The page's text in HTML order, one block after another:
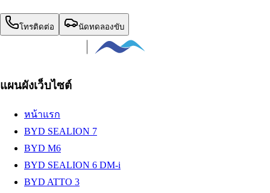
โทรติดต่อ นัดทดลองขับ
แผนผังเว็บไซต์
หน้าแรก
BYD SEALION 7
BYD M6
BYD SEALION 6 DM-i
BYD ATTO 3